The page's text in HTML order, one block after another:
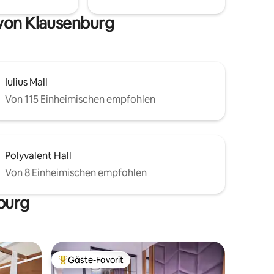
Klausenburg
Iulius Mall
Von 115 Einheimischen empfohlen
Polyvalent Hall
Von 8 Einheimischen empfohlen
Beliebter Gäste-Favorit.
Gäste-Favorit